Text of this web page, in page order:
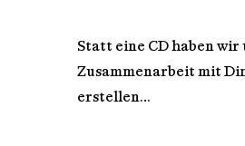
Statt eine CD haben
Zusammenarbeit mit
erstellen...